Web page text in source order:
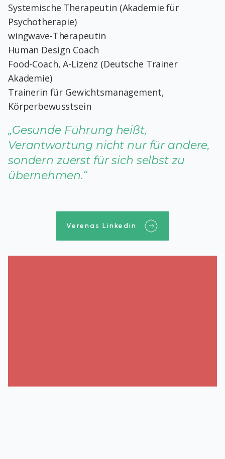
Systemische Therapeutin (Akademie für
Psychotherapie)
wingwave-Therapeutin
Human Design Coach
Food-Coach, A-Lizenz (Deutsche Trainer
Akademie)
Trainerin für Gewichtsmanagement,
Körperbewusstsein
„Gesunde Führung heißt,
Verantwortung nicht nur für andere,
sondern zuerst für sich selbst zu
übernehmen.“
Verenas Linkedin